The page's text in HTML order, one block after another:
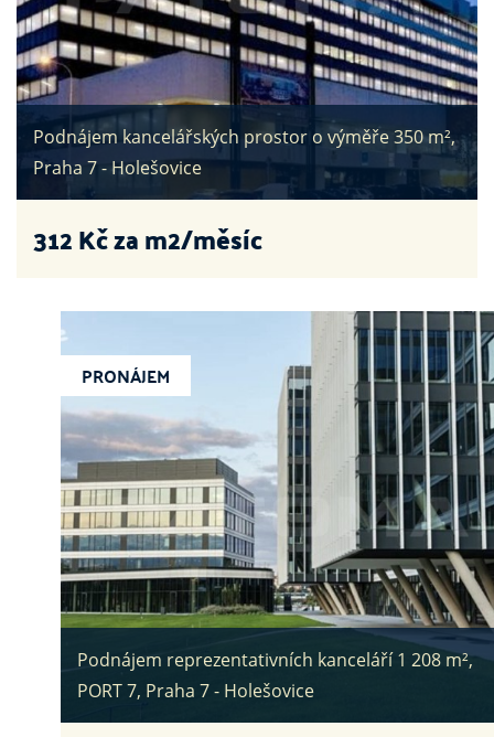
Podnájem kancelářských prostor o výměře 350 m²,
Praha 7 - Holešovice
312Kč za m2/měsíc
Podnájem reprezentativních kanceláří 1 208 m²,
PORT 7, Praha 7 - Holešovice
PRONÁJEM